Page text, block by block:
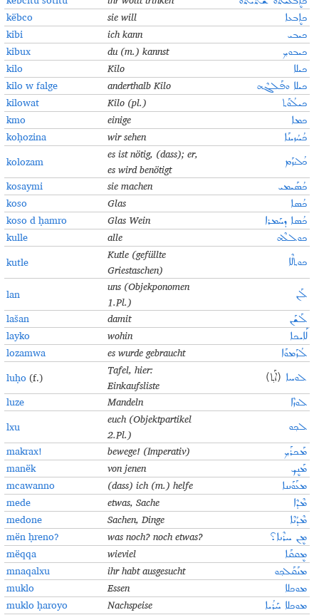
këbco sie will ܟܐܷܒܥܐ
kibi ich kann ܟܝܒܝ
kibux du (m.) kannst ܟܝܒܘܟ݂
kilo Kilo ܟܝܠܐ
kilo w falge anderthalb Kilo ܟܝܠܐ ܘܦܰܠܓܶܗ
kilowat Kilo (pl.) ܟܝܠܳܘܰܬ
kmo einige ܟܡܐ
koḥozina wir sehen ܟܳܚܳܙܝܢܰܐ
kolozam
es ist nötig, (dass); er,
es wird benötigt
ܟܳܠܳܙܰܡ
kosaymi sie machen ܟܳܣܰܝܡܝ
koso Glas ܟܳܣܐ
koso d ḥamro Glas Wein ܟܳܣܐ ܕܚܰܡܪܐ
kulle alle ܟܘܠܠܶܗ
kutle
Kutle (gefüllte
Griestaschen)
ܟܘܬܠܶܐ
lan
uns (Objekponomen
1.Pl.)
ܠܰܢ
lašan damit ܠܰܫܰܢ
layko wohin ܠܰܐܝܟܐ
lozamwa es wurde gebraucht ܠܳܙܰܡܘܰܐ
luḥo (f.)
Tafel, hier:
Einkaufsliste
ܠܘܚܐ (ܐܰܬ݂)
luze Mandeln ܠܘܙܶܐ
lxu euch(Objektpartikel
2.Pl.)
ܠܟ݂ܘ
makrax! bewege! (Imperativ) ܡܰܟܪܰܟ݂
manëk von jenen ܡܰܢܷܟ
mcawanno (dass) ich (m.) helfe ܡܥܰܘܰܢܢܐ
mede etwas, Sache ܡܶܕܶܐ
medone Sachen, Dinge ܡܶܕܳܢܶܐ
mën ḥreno? was noch? noch etwas? ܡܷܢ ܚܪܶܢܐ؟
mëqqa wieviel ܡܷܩܩܰܐ
mnaqalxu ihr habt ausgesucht ܡܢܰܩܰܠܟ݂ܘ
muklo Essen ܡܘܟܠܐ
muklo ḥaroyo Nachspeise ܡܘܟܠܐ ܚܰܪܳܝܐ